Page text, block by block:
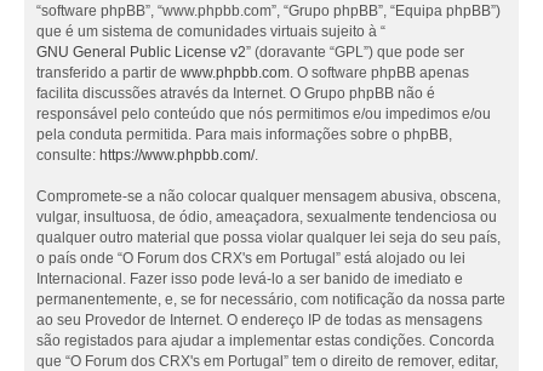
“software phpBB”, “www.phpbb.com”, “Grupo phpBB”, “Equipa phpBB”)
que é um sistema de comunidades virtuais sujeito à “
GNU General Public License v2” (doravante “GPL”) que pode ser
transferido a partir de www.phpbb.com. O software phpBB apenas
facilita discussões através da Internet. O Grupo phpBB não é
responsável pelo conteúdo que nós permitimos e/ou impedimos e/ou
pela conduta permitida. Para mais informações sobre o phpBB,
consulte: https://www.phpbb.com/.
Compromete-se a não colocar qualquer mensagem abusiva, obscena,
vulgar, insultuosa, de ódio, ameaçadora, sexualmente tendenciosa ou
qualquer outro material que possa violar qualquer lei seja do seu país,
o país onde “O Forum dos CRX's em Portugal” está alojado ou lei
Internacional. Fazer isso pode levá-lo a ser banido de imediato e
permanentemente, e, se for necessário, com notificação da nossa parte
ao seu Provedor de Internet. O endereço IP de todas as mensagens
são registados para ajudar a implementar estas condições. Concorda
que “O Forum dos CRX's em Portugal” tem o direito de remover, editar,